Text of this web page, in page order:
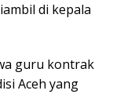
di kepala
guru kontrak
Aceh yang